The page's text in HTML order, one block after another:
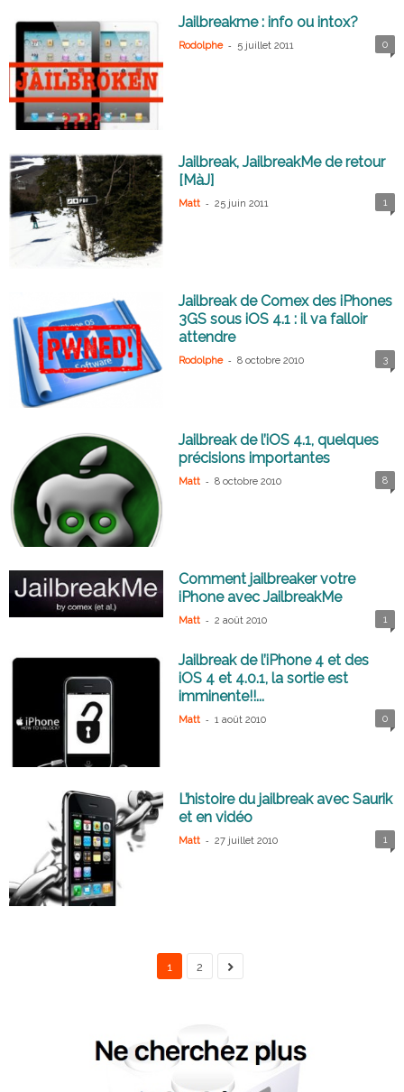
Jailbreakme : info ou intox?
Rodolphe - 5 juillet 2011 0
Jailbreak, JailbreakMe de retour
[MàJ]
Matt - 25 juin 2011 1
Jailbreak de Comex des iPhones
3GS sous iOS 4.1 : il va falloir
attendre
Rodolphe - 8 octobre 2010 3
Jailbreak de l’iOS 4.1, quelques
précisions importantes
Matt - 8 octobre 2010 8
Comment jailbreaker votre
iPhone avec JailbreakMe
Matt - 2 août 2010 1
Jailbreak de l’iPhone 4 et des
iOS 4 et 4.0.1, la sortie est
imminente!!...
Matt - 1 août 2010 0
L’histoire du jailbreak avec Saurik
et en vidéo
Matt - 27 juillet 2010 1
1 2